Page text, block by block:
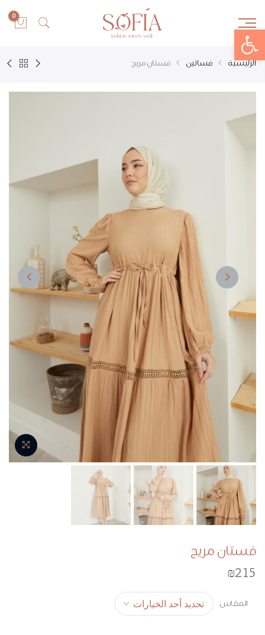
Open toolbar
0
الرئيسية فساتين فستان مريح
PREVIOUS
NEXT
فستان مريح
₪215
المقاس